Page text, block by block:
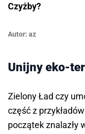
Czyżby?
Autor: az
Unijny eko-
Zielony Ład czy
część z
początek znalazły